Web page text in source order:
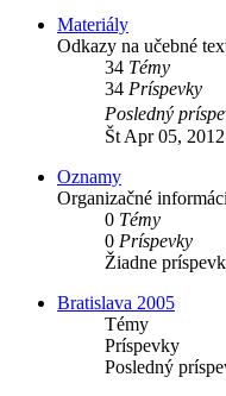
Materiály
Odkazy na učebné
34 Témy
34 Príspevky
Posledný
Št Apr 05,
Oznamy
Organizačné
0 Témy
0 Príspevky
Žiadne
Bratislava 2005
Témy
Príspevky
Posledný